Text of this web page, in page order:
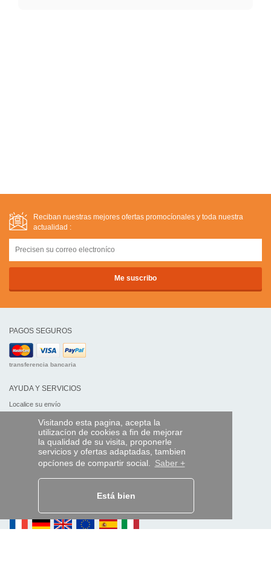
Visitando esta pagina, acepta la
utilizacíon de cookies a fin de mejorar
la qualidad de su visita, proponerle
servicios y ofertas adaptadas, tambien
opcíones de compartir social. Saber +
Está bien
Reciban nuestras mejores ofertas promocíonales y toda nuestra
actualidad :
PAGOS SEGUROS
transferencia bancaria
AYUDA Y SERVICIOS
Localice su envío
MANDO EXPRESS
¿Quiénes somos?
Información legal
Acceso profesionales